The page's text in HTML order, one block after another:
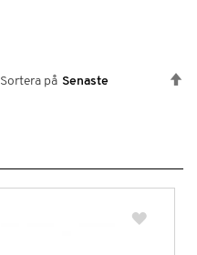
Sortera på